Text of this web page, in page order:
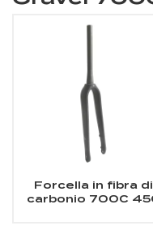
Forcella in fibra di
carbonio 700C